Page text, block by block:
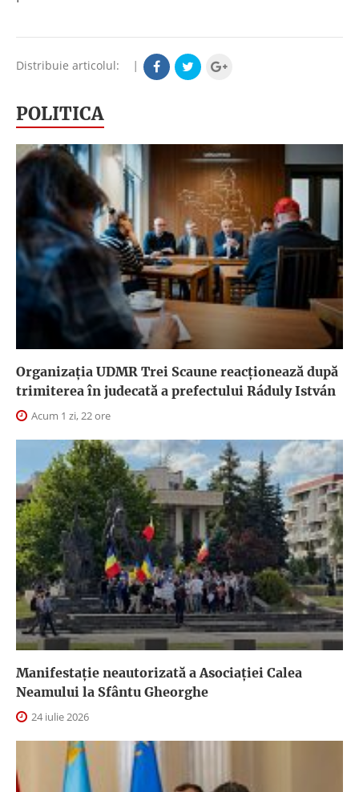
Distribuie articolul: |
POLITICA
Organizația UDMR Trei Scaune reacționează după
trimiterea în judecată a prefectului Ráduly István
Acum 1 zi, 22 ore
Manifestație neautorizată a Asociației Calea
Neamului la Sfântu Gheorghe
24 iulie 2026